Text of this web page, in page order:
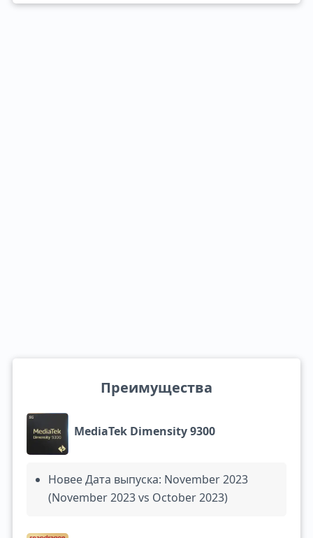
Преимущества
MediaTek Dimensity 9300
Новее Дата выпуска: November 2023
(November 2023 vs October 2023)